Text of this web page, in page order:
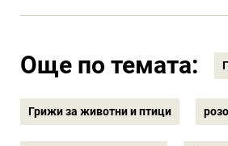
Още по темата:
Грижи за животни и птици